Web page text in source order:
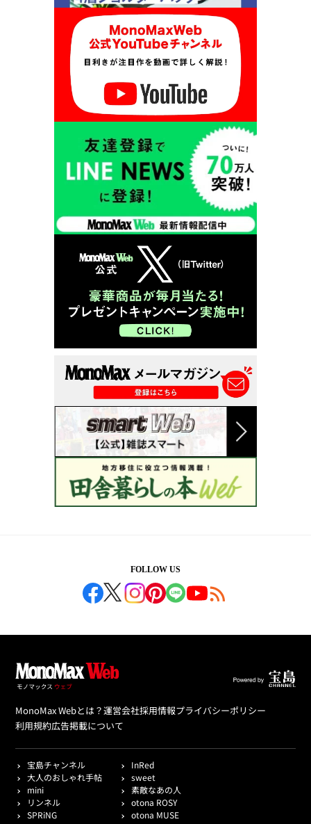
FOLLOW US
MonoMax Webとは？運営会社採用情報プライバシーポリシー
利用規約広告掲載について
宝島チャンネル
InRed
大人のおしゃれ手帖
sweet
mini
素敵なあの人
リンネル
otona ROSY
SPRiNG
otona MUSE